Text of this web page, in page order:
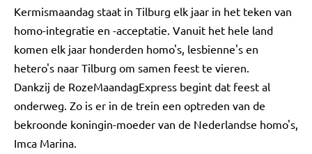
Kermismaandag staat in Tilburg elk jaar in het teken van
homo-integratie en -acceptatie. Vanuit het hele land
komen elk jaar honderden homo's, lesbienne's en
hetero's naar Tilburg om samen feest te vieren.
Dankzij de RozeMaandagExpress begint dat feest al
onderweg. Zo is er in de trein een optreden van de
bekroonde koningin-moeder van de Nederlandse homo's,
Imca Marina.